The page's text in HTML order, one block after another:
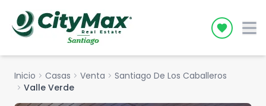
Icon
Inicio chevron_right Casas chevron_right Venta chevron_right Santiago De Los Caballeros
chevron_right Valle Verde